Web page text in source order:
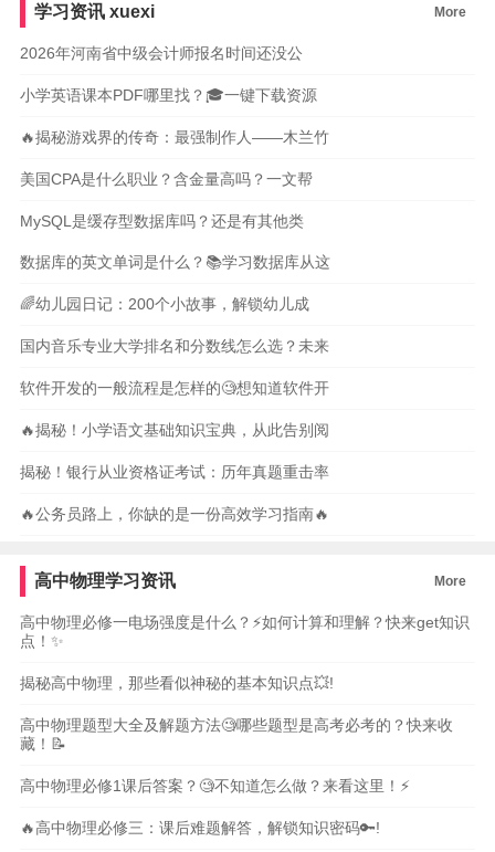
学习资讯 xuexi More
2026年河南省中级会计师报名时间还没公
小学英语课本PDF哪里找？🎓一键下载资源
🔥揭秘游戏界的传奇：最强制作人——木兰竹
美国CPA是什么职业？含金量高吗？一文帮
MySQL是缓存型数据库吗？还是有其他类
数据库的英文单词是什么？📚学习数据库从这
🌈幼儿园日记：200个小故事，解锁幼儿成
国内音乐专业大学排名和分数线怎么选？未来
软件开发的一般流程是怎样的🧐想知道软件开
🔥揭秘！小学语文基础知识宝典，从此告别阅
揭秘！银行从业资格证考试：历年真题重击率
🔥公务员路上，你缺的是一份高效学习指南🔥
高中物理学习资讯 More
高中物理必修一电场强度是什么？⚡️如何计算和理解？快来get知识
点！✨
揭秘高中物理，那些看似神秘的基本知识点💥!
高中物理题型大全及解题方法🧐哪些题型是高考必考的？快来收
藏！📝
高中物理必修1课后答案？🧐不知道怎么做？来看这里！⚡️
🔥高中物理必修三：课后难题解答，解锁知识密码🔑!